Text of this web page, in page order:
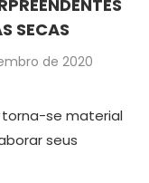
SECAS
de 2020
se material
seus